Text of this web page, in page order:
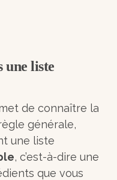
une liste
de connaître la
générale,
une liste
, c’est-à-dire une
que vous